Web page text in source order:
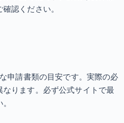
認ください。
申請書類の目安です。実際の必
ります。必ず公式サイトで最